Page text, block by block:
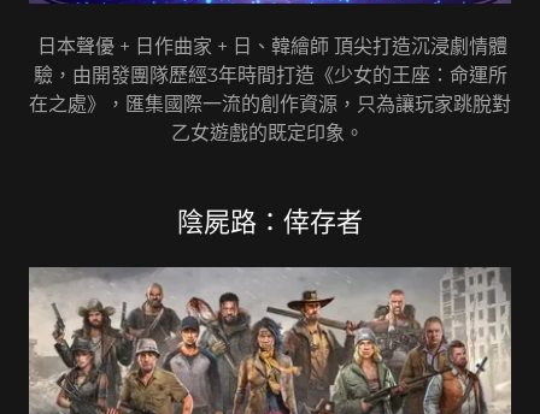
日本聲優 + 日作曲家 + 日、韓繪師 頂尖打造沉浸劇情體
驗，由開發團隊歷經3年時間打造《少女的王座：命運所
在之處》，匯集國際一流的創作資源，只為讓玩家跳脫對
乙女遊戲的既定印象。
陰屍路：倖存者